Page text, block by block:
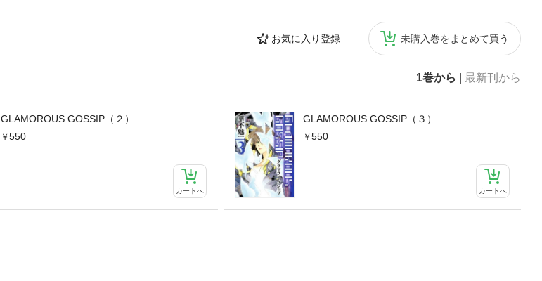
お気に入り登録 未購入巻をまとめて買う
1巻から 最新刊から
GLAMOROUS GOSSIP（２）
550
カートへ
GLAMOROUS GOSSIP（３）
550
カートへ